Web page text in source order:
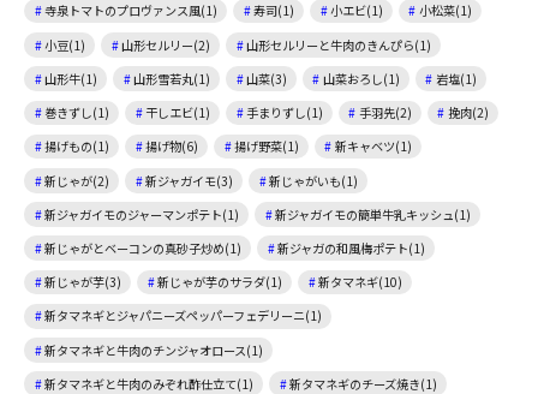
寺泉トマトのプロヴァンス風(1)
寿司(1) 小エビ(1)
小松菜(1)
小豆(1)
山形セルリー(2)
山形セルリーと牛肉のきんぴら(1)
山形牛(1)
山形雪若丸(1) 山菜(3) 山菜おろし(1)
岩塩(1)
巻きずし(1)
干しエビ(1) 手まりずし(1) 手羽先(2)
挽肉(2)
揚げもの(1)
揚げ物(6) 揚げ野菜(1)
新キャベツ(1)
新じゃが(2)
新ジャガイモ(3)
新じゃがいも(1)
新ジャガイモのジャーマンポテト(1)
新ジャガイモの簡単牛乳キッシュ(1)
新じゃがとベーコンの真砂子炒め(1)
新ジャガの和風梅ポテト(1)
新じゃが芋(3)
新じゃが芋のサラダ(1)
新タマネギ(10)
新タマネギとジャパニーズペッパーフェデリーニ(1)
新タマネギと牛肉のチンジャオロース(1)
新タマネギと牛肉のみぞれ酢仕立て(1)
新タマネギのチーズ焼き(1)